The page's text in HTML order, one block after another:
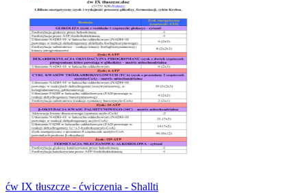
ćw IX tłuszcze - ćwiczenia - Shallti